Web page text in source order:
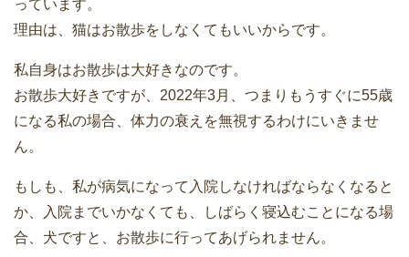
っています。
理由は、猫はお散歩をしなくてもいいからです。
私自身はお散歩は大好きなのです。
お散歩大好きですが、2022年3月、つまりもうすぐに55歳
になる私の場合、体力の衰えを無視するわけにいきませ
ん。
もしも、私が病気になって入院しなければならなくなると
か、入院までいかなくても、しばらく寝込むことになる場
合、犬ですと、お散歩に行ってあげられません。